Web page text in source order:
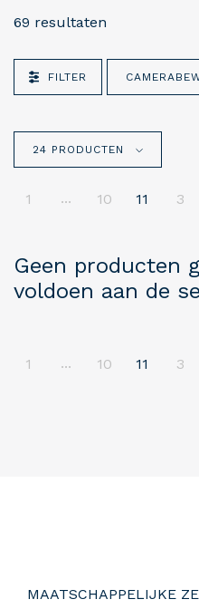
69 resultaten
FILTER
24 PRODUCTEN
1 ... 10 11 3
Geen producten
voldoen aan de
1 ... 10 11 3
MAATSCHAPPELIJKE